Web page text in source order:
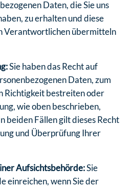
Daten, die Sie uns
zu erhalten und diese
Verantwortlichen übermitteln
Sie haben das Recht auf
Daten, zum
Richtigkeit bestreiten oder
wie oben beschrieben,
beiden Fällen gilt dieses Recht
und Überprüfung Ihrer
Aufsichtsbehörde:Sie
einreichen, wenn Sie der